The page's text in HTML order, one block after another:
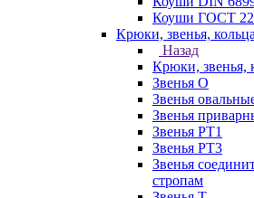
Коуши ГОСТ
Крюки, звенья,
Назад
Крюки, звенья,
Звенья О
Звенья
Звенья
Звенья РТ1
Звенья РТ3
Звенья
стропам